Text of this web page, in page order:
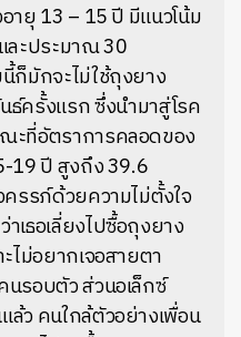
ายุ 13 – 15 ปี มีแนวโน้ม
ละประมาณ 30
ก็มักจะไม่ใช้ถุงยาง
ครั้งแรก ซึ่งนำมาสู่โรค
ะที่อัตราการคลอดของ
19 ปี สูงถึง 39.6
รรภ์ด้วยความไม่ตั้งใจ
เธอเลี่ยงไปซื้อถุงยาง
ไม่อยากเจอสายตา
รอบตัว ส่วนอเล็กซ์
ว คนใกล้ตัวอย่างเพื่อน